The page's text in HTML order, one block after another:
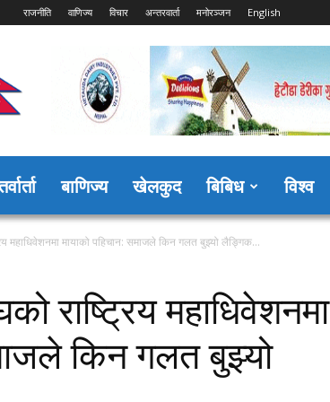
राजनीति वाणिज्य विचार अन्तरवार्ता मनोरञ्जन English
बाणिज्य खेलकुद बिबिध विश्व
महाधिवेशनमा मायाको पहिचान: समाजले किन गलत बुझ्यो लैङ्गिक...
राष्ट्रिय महाधिवेशनमा
किन गलत बुझ्यो